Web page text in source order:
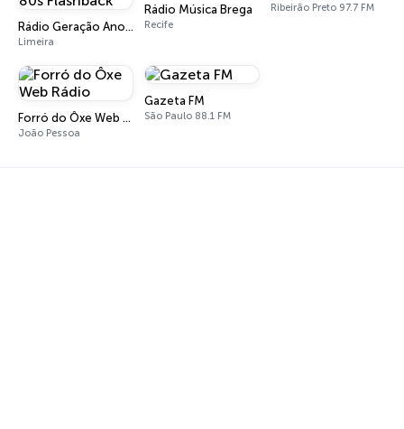
Rádio Geração Anos 80s Flashback
Limeira
Rádio Música Brega
Recife
Ribeirão Preto 97.7 FM
Forró do Ôxe Web Rádio
João Pessoa
Gazeta FM
São Paulo 88.1 FM